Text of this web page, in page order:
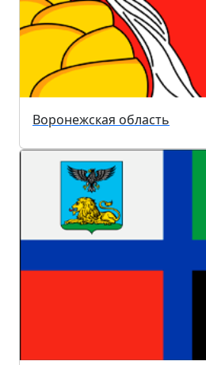
Воронежская область